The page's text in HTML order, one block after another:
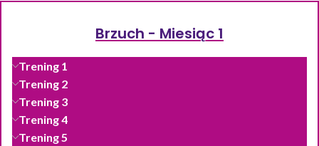
Brzuch - Miesiąc 1
Trening 1
Trening 2
Trening 3
Trening 4
Trening 5